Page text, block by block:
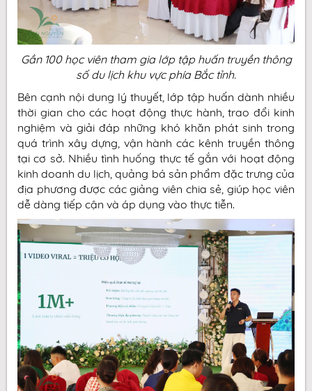
Gần 100 học viên tham gia lớp tập huấn truyền thông
số du lịch khu vực phía Bắc tỉnh.
Bên cạnh nội dung lý thuyết, lớp tập huấn dành nhiều
thời gian cho các hoạt động thực hành, trao đổi kinh
nghiệm và giải đáp những khó khăn phát sinh trong
quá trình xây dựng, vận hành các kênh truyền thông
tại cơ sở. Nhiều tình huống thực tế gắn với hoạt động
kinh doanh du lịch, quảng bá sản phẩm đặc trưng của
địa phương được các giảng viên chia sẻ, giúp học viên
dễ dàng tiếp cận và áp dụng vào thực tiễn.